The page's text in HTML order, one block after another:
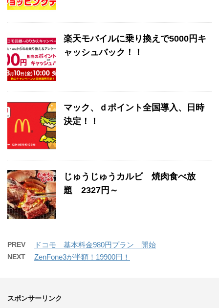
楽天モバイルに乗り換えで5000円キ
ャッシュバック！！
マック、ｄポイント全国導入、日時
決定！！
じゅうじゅうカルビ 焼肉食べ放
題 2327円～
PREV ドコモ 基本料金980円プラン 開始
NEXT ZenFone3が半額！19900円！
スポンサーリンク